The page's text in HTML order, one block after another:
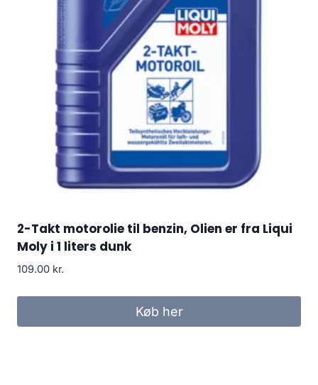
2-Takt motorolie til benzin, Olien er fra Liqui
Moly i 1 liters dunk
109.00 kr.
Køb her